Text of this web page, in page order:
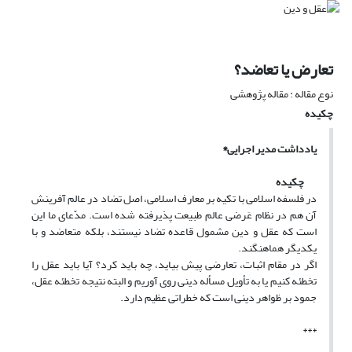
تعارض یا تعاضد؟
نوع مقاله : مقاله پژوهشی
چکیده
یادداشت مدیر اجرایی*
چکیده
در فلسفه اسلامی با تکیه بر معارف اسلامی، اصل تضاد در عالم آفرینش
آن هم در نظام عَرضی عالم طبیعت پذیرفته شده است. مدّعای ما این
است که عقل و دین مشمول قاعده تضاد نیستند، بلکه متعاضد و با
یکدیگر هماهنگند.
اگر در مقام اثبات، تعارضی پیش بیاید، چه باید کرد؟ آیا باید عقل را
تخطئه کنیم یا به تأویل مسأله دینی روی آوریم و البته نتیجه تخطئه عقل،
جمود بر ظواهر دینی است که خطراتی عظیم دارد.
***